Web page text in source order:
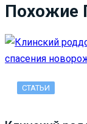
Похожие
СТАТЬИ